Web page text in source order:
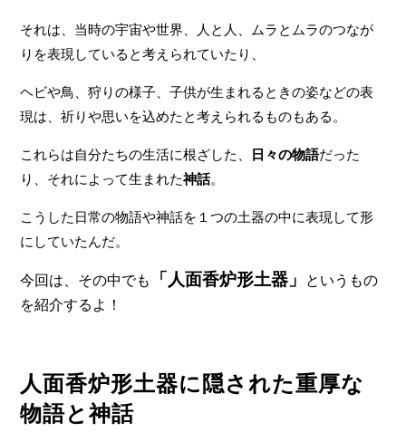
それは、当時の宇宙や世界、人と人、ムラとムラのつなが
りを表現していると考えられていたり、
ヘビや鳥、狩りの様子、子供が生まれるときの姿などの表
現は、祈りや思いを込めたと考えられるものもある。
これらは自分たちの生活に根ざした、 日々の物語だった
り、それによって生まれた神話。
こうした日常の物語や神話を１つの土器の中に表現して形
にしていたんだ。
今回は、その中でも 「人面香炉形土器」
というもの
を紹介するよ！
人面香炉形土器に隠された重厚な
物語と神話